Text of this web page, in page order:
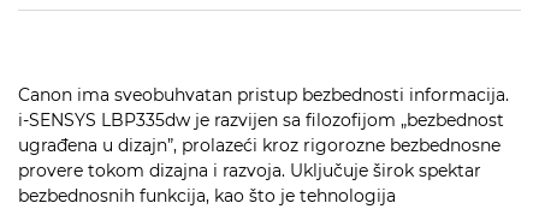
Canon ima sveobuhvatan pristup bezbednosti informacija.
i-SENSYS LBP335dw je razvijen sa filozofijom „bezbednost
ugrađena u dizajn”, prolazeći kroz rigorozne bezbednosne
provere tokom dizajna i razvoja. Uključuje širok spektar
bezbednosnih funkcija, kao što je tehnologija